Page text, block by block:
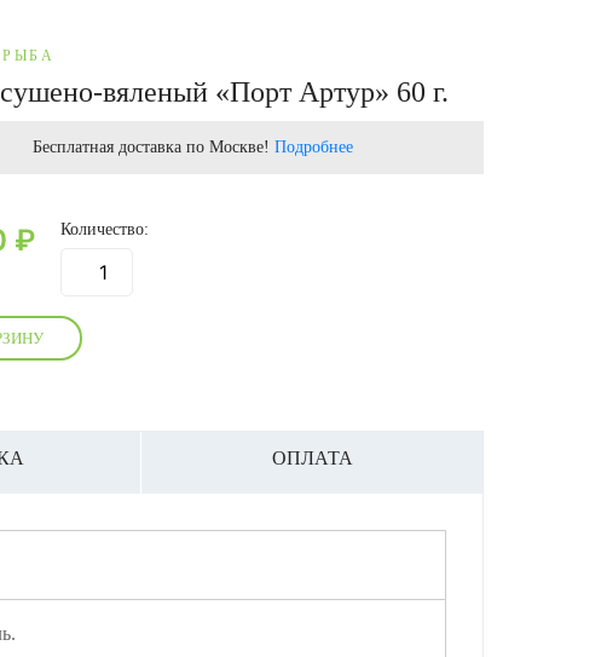
вяленый «Порт Артур» 60 г.
Бесплатная доставка по Москве! Подробнее
₽ Количество:
ОПЛАТА